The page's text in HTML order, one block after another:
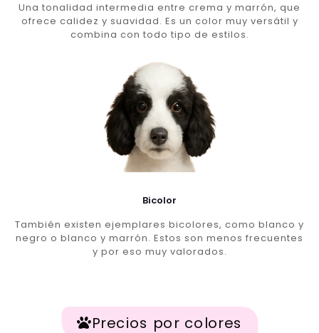
Una tonalidad intermedia entre crema y marrón, que
ofrece calidez y suavidad. Es un color muy versátil y
combina con todo tipo de estilos.
Bicolor
También existen ejemplares bicolores, como blanco y
negro o blanco y marrón. Estos son menos frecuentes
y por eso muy valorados.
Precios por colores